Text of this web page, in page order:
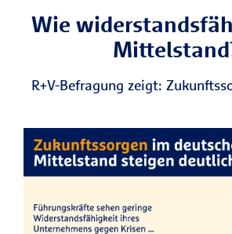
Wie
R+V-Befragung zeigt: